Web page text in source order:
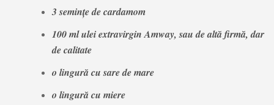
3 seminţe de cardamom
100 ml ulei extravirgin Amway,sau de altă firmă, dar
de calitate
o lingură cu sare de mare
o lingură cu miere